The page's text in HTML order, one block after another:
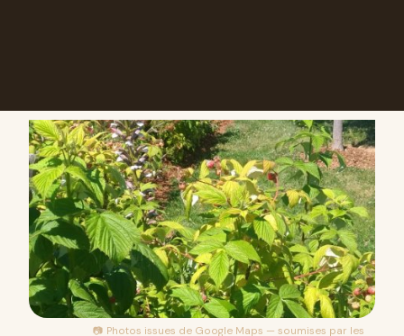
📷 Photos issues de Google Maps — soumises par les